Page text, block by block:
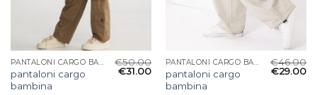
pantaloni cargo
bambina
€50.00
€31.00
pantaloni cargo
bambina
€46.00
€29.00